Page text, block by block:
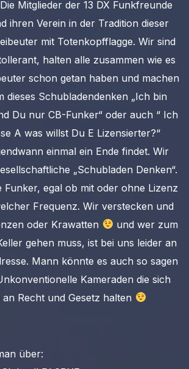
Mitglieder der 13 DX Funkfreunde
ihren Verein in der Tradition dieser
mit Totenkopfflagge. Wir sind
halten alle zusammen wie es
schon getan haben und machen
dieses Schubladendenken „Ich bin
Du nur CB-Funker“ oder auch “ Ich
A was willst Du E Lizensierter?“
einmal ein Ende findet. Wir
„Schubladen Denken“.
Funker, egal ob mit oder ohne Lizenz
Frequenz. Wir verstecken und
oder Krawatten
und wer zum
gehen muss, ist bei uns leider an
Mann könnte es auch so sagen
Kameraden die sich
Recht und Gesetz halten
über: